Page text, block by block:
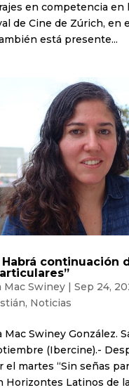
en competencia en
de Cine de Zúrich, en
está presente...
continuación
Mac Swiney| Sep 24,
, Noticias
Mac Swiney González.
(Ibercine).-
el martes “Sin señas
Horizontes Latinos de